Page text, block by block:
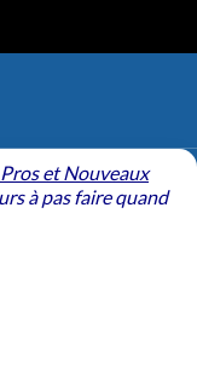
et Nouveaux
à pas faire quand